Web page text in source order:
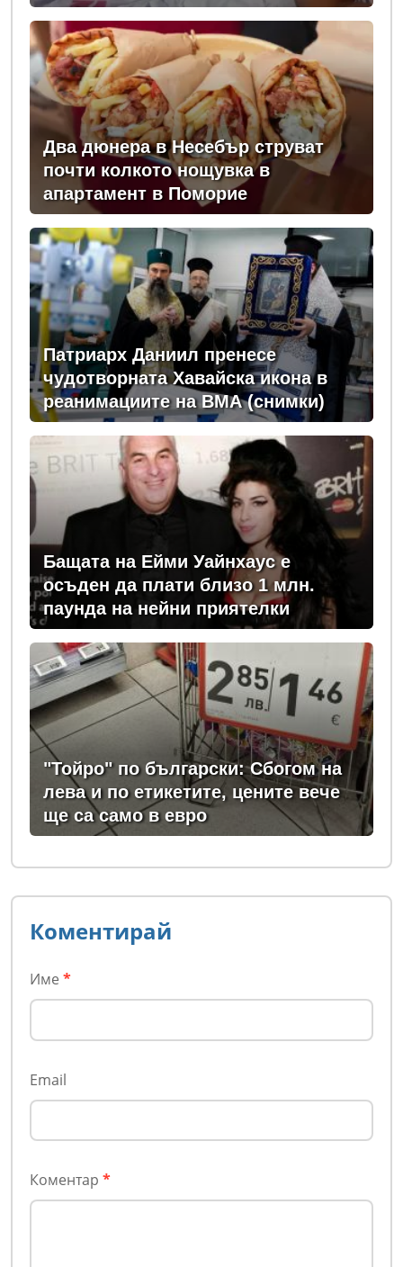
Два дюнера в Несебър струват
почти колкото нощувка в
апартамент в Поморие
Патриарх Даниил пренесе
чудотворната Хавайска икона в
реанимациите на ВМА (снимки)
Бащата на Ейми Уайнхаус е
осъден да плати близо 1 млн.
паунда на нейни приятелки
"Тойро" по български: Сбогом на
лева и по етикетите, цените вече
ще са само в евро
Коментирай
Име *
Email
Коментар *